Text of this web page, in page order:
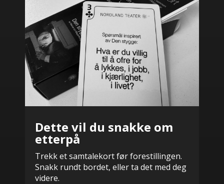
Dette vil du snakke om
etterpå
Trekk et samtalekort før forestillingen.
Snakk rundt bordet, eller ta det med deg
videre.